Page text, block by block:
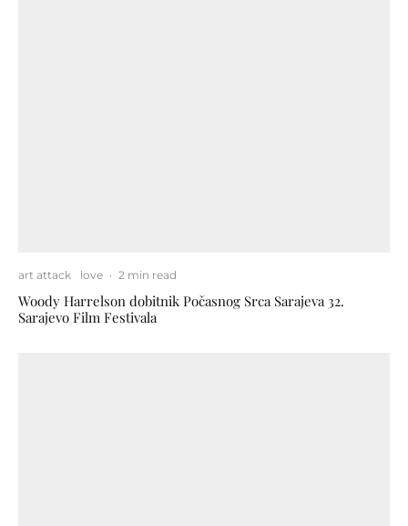
art attack love · 2 min read
Woody Harrelson dobitnik Počasnog Srca Sarajeva 32.
Sarajevo Film Festivala